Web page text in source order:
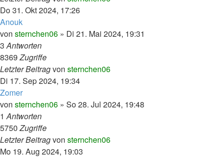
Do 31. Okt 2024, 17:26
Anouk
von sternchen06 » Di 21. Mai 2024, 19:31
3Antworten
8369Zugriffe
Letzter Beitragvon sternchen06
Di 17. Sep 2024, 19:34
Zomer
von sternchen06 » So 28. Jul 2024, 19:48
1Antworten
5750Zugriffe
Letzter Beitragvon sternchen06
Mo 19. Aug 2024, 19:03